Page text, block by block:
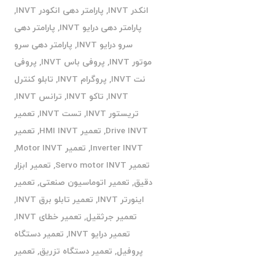
انکدر INVT
, پارامتر دهی انکودر INVT
,
پارامتر دهی درایو INVT
, پارامتر دهی
سرو درایو INVT
, پارامتر دهی سرو
موتور INVT
, پروفی باس INVT , پروفی
نت INVT
, پروگرام INVT , تابلو کنترل
INVT
, تاکو INVT , ترانس INVT
,
تریستور INVT
, تست INVT , تعمیر
Drive INVT
, تعمیر HMI INVT , تعمیر
Inverter INVT
, تعمیر Motor INVT
,
تعمیر Servo motor INVT
, تعمیر ابزار
دقیق, تعمیر اتوماسیون صنعتی, تعمیر
اینورتر INVT
, تعمیر تابلو برق INVT
,
تعمیر جرثقیل, تعمیر خطای INVT
,
تعمیر درایو INVT
, تعمیر دستگاه
پروفیل, تعمیر دستگاه تزریق, تعمیر